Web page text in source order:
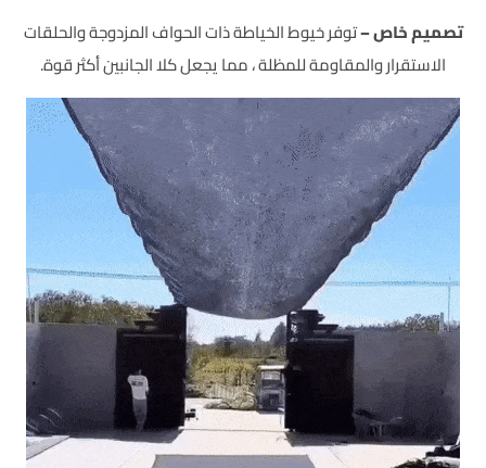
تصميم خاص –توفر خيوط الخياطة ذات الحواف المزدوجة والحلقات
الاستقرار والمقاومة للمظلة ، مما يجعل كلا الجانبين أكثر قوة.